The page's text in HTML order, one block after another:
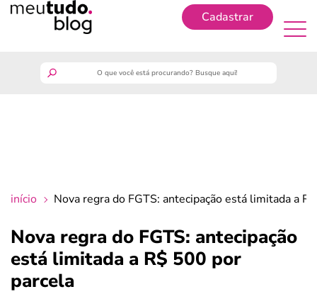
Cadastrar
crédito fácil
início Nova regra do FGTS: antecipação está limitada a
Nova regra do FGTS: antecipação
está limitada a R$ 500 por
parcela